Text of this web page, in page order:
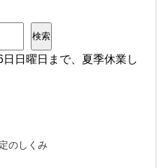
検索
日曜日まで、夏季休業し
のしくみ